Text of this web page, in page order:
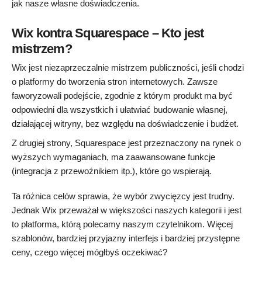
jak nasze własne doświadczenia.
Wix kontra Squarespace – Kto jest
mistrzem?
Wix jest niezaprzeczalnie mistrzem publiczności, jeśli chodzi
o platformy do tworzenia stron internetowych. Zawsze
faworyzowali podejście, zgodnie z którym produkt ma być
odpowiedni dla wszystkich i ułatwiać budowanie własnej,
działającej witryny, bez względu na doświadczenie i budżet.
Z drugiej strony, Squarespace jest przeznaczony na rynek o
wyższych wymaganiach, ma zaawansowane funkcje
(integracja z przewoźnikiem itp.), które go wspierają.
Ta różnica celów sprawia, że ​​wybór zwycięzcy jest trudny.
Jednak Wix przeważał w większości naszych kategorii i jest
to platforma, którą polecamy naszym czytelnikom. Więcej
szablonów, bardziej przyjazny interfejs i bardziej przystępne
ceny, czego więcej mógłbyś oczekiwać?